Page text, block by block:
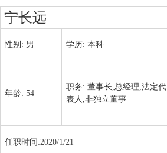
宁长远
性别: 男 学历: 本科
年龄: 54
职务: 董事长,总经理,法定代
表人,非独立董事
任职时间:2020/1/21